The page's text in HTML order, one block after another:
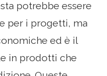
potrebbe essere
per i progetti, ma
ed è il
in prodotti che